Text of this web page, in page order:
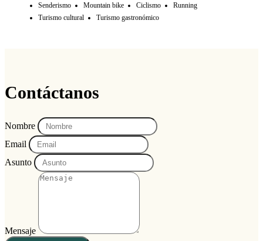
Senderismo Mountain bike Ciclismo
Running
Turismo cultural
Turismo gastronómico
Contáctanos
Nombre
Email
Asunto
Mensaje